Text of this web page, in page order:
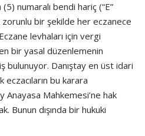
numaralı bendi hariç (“E”
bir şekilde her eczanece
levhaları için vergi
bir yasal düzenlemenin
bulunuyor. Danıştay en üst idari
eczacıların bu karara
Anayasa Mahkemesi’ne hak
Bunun dışında bir hukuki